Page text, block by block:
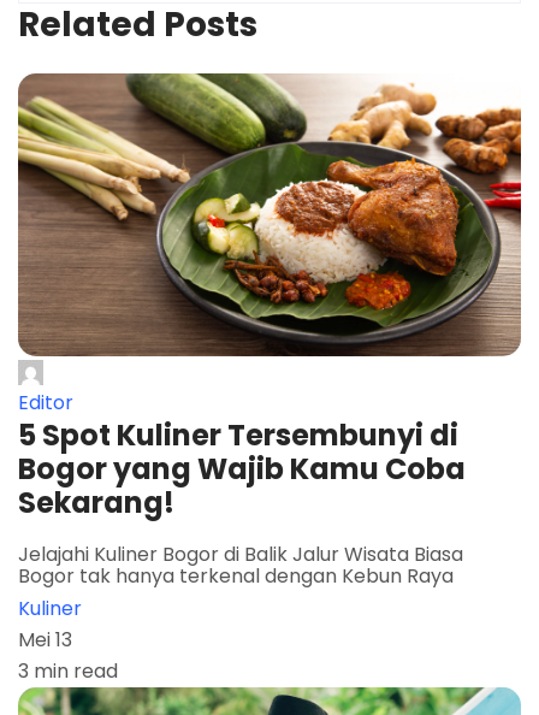
Related Posts
Editor
5 Spot Kuliner Tersembunyi di
Bogor yang Wajib Kamu Coba
Sekarang!
Jelajahi Kuliner Bogor di Balik Jalur Wisata Biasa
Bogor tak hanya terkenal dengan Kebun Raya
Kuliner
Mei 13
3 min read